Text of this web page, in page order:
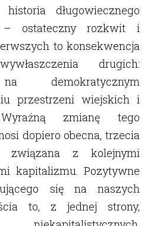
długowiecznego
– ostateczny rozkwit i
to konsekwencja
drugich:
demokratycznym
przestrzeni wiejskich i
zmianę tego
dopiero obecna, trzecia
związana z kolejnymi
kapitalizmu. Pozytywne
się na naszych
to, z jednej strony,